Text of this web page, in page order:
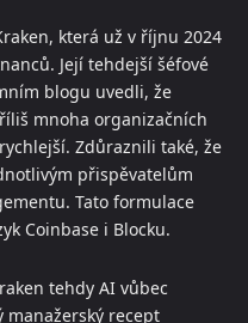
která už v říjnu 2024
Její tehdejší šéfové
blogu uvedli, že
mnoha organizačních
Zdůraznili také, že
přispěvatelům
Tato formulace
Coinbase i Blocku.
tehdy AI vůbec
manažerský recept